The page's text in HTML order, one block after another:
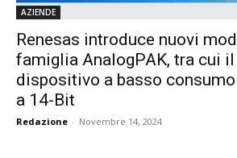
AZIENDE
Renesas introduce nuovi
famiglia AnalogPAK, tra cui
dispositivo a basso consumo
a 14-Bit
Redazione - Novembre 14, 2024